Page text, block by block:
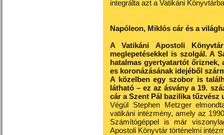
integrálta azt a Vatikáni
Napóleon, Miklós cár és a
A Vatikáni Apostoli
meglepetésekkel is szolgál. A
hatalmas gyertyatartót őriznek,
es koronázásának idejéből
A közelben egy szobor is
látható – ez az ásvány a 19.
cár a Szent Pál bazilika tűzvész
Végül Stephen Metzger
vatikáni intézmény, amely az
Számítógéppel is már
Apostoli Könyvtár történelmi